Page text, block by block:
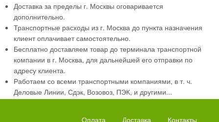
Доставка за пределы г. Москвы оговаривается
дополнительно.
Транспортные расходы из г. Москва до пункта назначения
клиент оплачивает самостоятельно.
Бесплатно доставляем товар до терминала транспортной
компании в г. Москва, для дальнейшей его отправки по
адресу клиента.
Работаем со всеми транспортными компаниями, в т. ч.
Деловые Линии, Сдэк, Возовоз, ПЭК, и другими...
Оплата Доставка Контакты